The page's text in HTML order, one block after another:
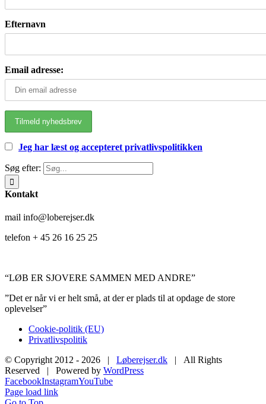
Efternavn
Email adresse:
Jeg har læst og accepteret privatlivspolitikken
Søg efter:
Kontakt
mail info@loberejser.dk
telefon + 45 26 16 25 25
“LØB ER SJOVERE SAMMEN MED ANDRE”
”Det er når vi er helt små, at der er plads til at opdage de store
oplevelser”
Cookie-politik (EU)
Privatlivspolitik
© Copyright 2012 - 2026 | Løberejser.dk | All Rights
Reserved | Powered by WordPress
FacebookInstagramYouTube
Page load link